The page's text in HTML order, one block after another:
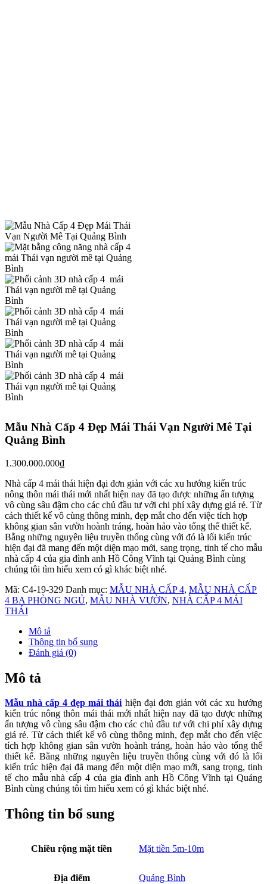
Mẫu Nhà Cấp 4 Đẹp Mái Thái Vạn Người Mê Tại
Quảng Bình
1.300.000.000₫
Nhà cấp 4 mái thái hiện đại đơn giản với các xu hướng kiến trúc
nông thôn mái thái mới nhất hiện nay đã tạo được những ấn tượng
vô cùng sâu đậm cho các chủ đầu tư với chi phí xây dựng giá rẻ. Từ
cách thiết kế vô cùng thông minh, đẹp mắt cho đến việc tích hợp
không gian sân vườn hoành tráng, hoàn hảo vào tổng thể thiết kế.
Bằng những nguyên liệu truyền thống cùng với đó là lối kiến trúc
hiện đại đã mang đến một diện mạo mới, sang trọng, tinh tế cho mẫu
nhà cấp 4 của gia đình anh Hồ Công Vĩnh tại Quảng Bình cùng
chúng tôi tìm hiểu xem có gì khác biệt nhé.
Mã: C4-19-329 Danh mục: MẪU NHÀ CẤP 4, MẪU NHÀ CẤP
4 BA PHÒNG NGỦ, MẪU NHÀ VƯỜN, NHÀ CẤP 4 MÁI
THÁI
Mô tả
Thông tin bổ sung
Đánh giá (0)
Mô tả
Mẫu nhà cấp 4 đẹp mái tháihiện đại đơn giản với các xu hướng
kiến trúc nông thôn mái thái mới nhất hiện nay đã tạo được những
ấn tượng vô cùng sâu đậm cho các chủ đầu tư với chi phí xây dựng
giá rẻ. Từ cách thiết kế vô cùng thông minh, đẹp mắt cho đến việc
tích hợp không gian sân vườn hoành tráng, hoàn hảo vào tổng thể
thiết kế. Bằng những nguyên liệu truyền thống cùng với đó là lối
kiến trúc hiện đại đã mang đến một diện mạo mới, sang trọng, tinh
tế cho mẫu nhà cấp 4 của gia đình anh Hồ Công Vĩnh tại Quảng
Bình cùng chúng tôi tìm hiểu xem có gì khác biệt nhé.
Thông tin bổ sung
Chiều rộng mặt tiền Mặt tiền 5m-10m
Địa điểm Quảng Bình